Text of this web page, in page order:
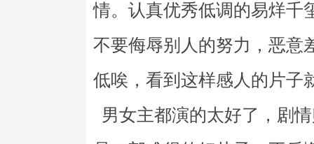
情。认真优秀低调的易烊千
不要侮辱别人的努力，恶意
低唉，看到这样感人的片子
男女主都演的太好了，剧